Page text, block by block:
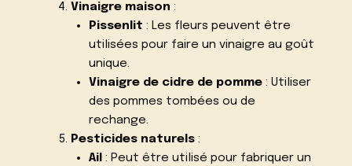
Vinaigre maison :
Pissenlit : Les fleurs peuvent être
utilisées pour faire un vinaigre au goût
unique.
Vinaigre de cidre de pomme: Utiliser
des pommes tombées ou de
rechange.
Pesticides naturels:
Ail: Peut être utilisé pour fabriquer un